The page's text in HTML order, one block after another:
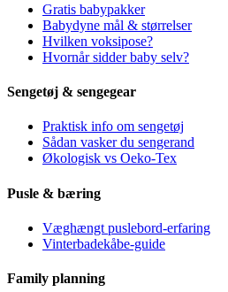
Gratis babypakker
Babydyne mål & størrelser
Hvilken voksipose?
Hvornår sidder baby selv?
Sengetøj & sengegear
Praktisk info om sengetøj
Sådan vasker du sengerand
Økologisk vs Oeko-Tex
Pusle & bæring
Væghængt puslebord-erfaring
Vinterbadekåbe-guide
Family planning